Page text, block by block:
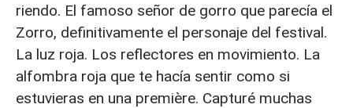
riendo. El famoso señor de gorro que parecía el
Zorro, definitivamente el personaje del festival.
La luz roja. Los reflectores en movimiento. La
alfombra roja que te hacía sentir como si
estuvieras en una première. Capturé muchas